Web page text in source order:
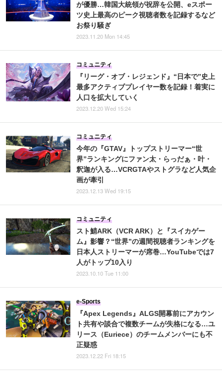
が優勝…韓国大統領が祝辞を公開、eスポー
ツ史上最高のピーク視聴者数を記録するなど
お祭り騒ぎ
2023.11.20 Mon 14:45
『リーグ・オブ・レジェンド』“日本で”史上
最多アクティブプレイヤー数を記録！着実に
人口を拡大していく
コミュニティ
2023.12.20 Wed 15:24
今年の『GTAV』トップストリーマー“世
界”ランキングにファン太・らっだぁ・叶・
釈迦が入る…VCRGTAやストグラなど人気企
画が牽引
コミュニティ
2023.12.13 Wed 19:15
スト鯖ARK（VCR ARK）と『スイカゲー
ム』影響？“世界”の週間視聴者ランキングを
日本人ストリーマーが席巻…YouTubeでは7
人がトップ10入り
コミュニティ
2023.10.10 Tue 11:00
『Apex Legends』ALGS開幕前にアカウン
ト共有や談合で複数チームが失格になる…ユ
リース（Euriece）のチームメンバーにも不
正疑惑
e-Sports
2023.12.22 Fri 18:15